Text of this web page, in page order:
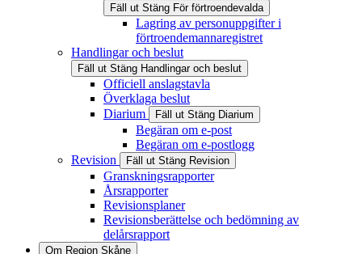
Fäll ut Stäng För förtroendevalda
Lagring av personuppgifter i
förtroendemannaregistret
Handlingar och beslut
Fäll ut Stäng Handlingar och beslut
Officiell anslagstavla
Överklaga beslut
Diarium
Fäll ut Stäng Diarium
Begäran om e-post
Begäran om e-postlogg
Revision
Fäll ut Stäng Revision
Granskningsrapporter
Årsrapporter
Revisionsplaner
Revisionsberättelse och bedömning av
delårsrapport
Om Region Skåne